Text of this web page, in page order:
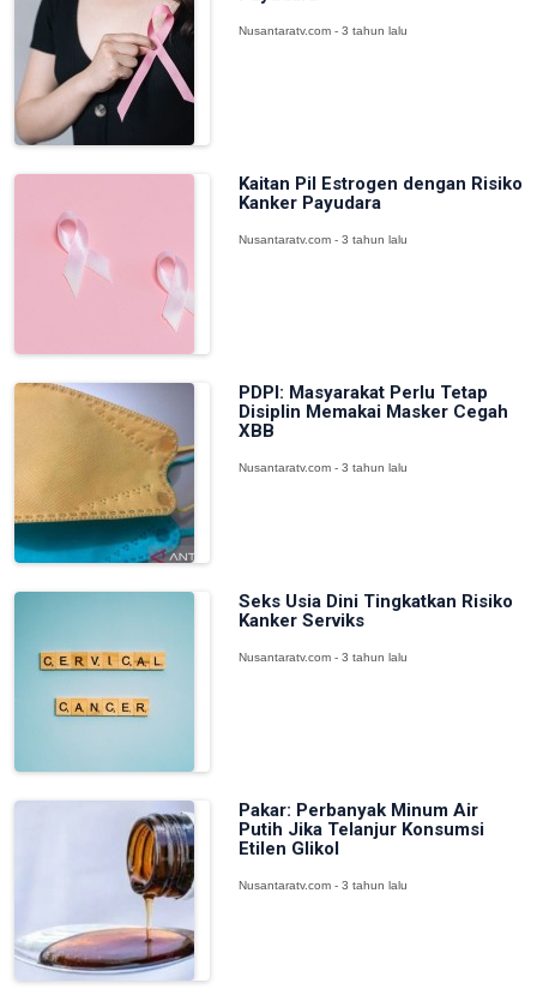
Nusantaratv.com - 3 tahun lalu
Kaitan Pil Estrogen dengan Risiko
Kanker Payudara
Nusantaratv.com - 3 tahun lalu
PDPI: Masyarakat Perlu Tetap
Disiplin Memakai Masker Cegah
XBB
Nusantaratv.com - 3 tahun lalu
Seks Usia Dini Tingkatkan Risiko
Kanker Serviks
Nusantaratv.com - 3 tahun lalu
Pakar: Perbanyak Minum Air
Putih Jika Telanjur Konsumsi
Etilen Glikol
Nusantaratv.com - 3 tahun lalu